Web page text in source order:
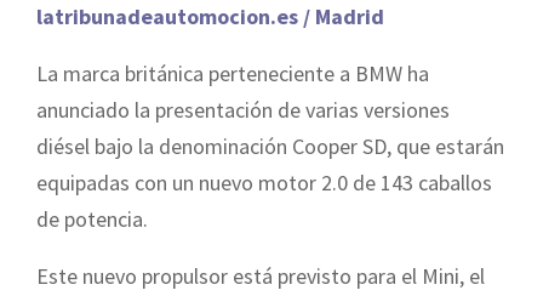
latribunadeautomocion.es / Madrid
La marca británica perteneciente a BMW ha
anunciado la presentación de varias versiones
diésel bajo la denominación Cooper SD, que estarán
equipadas con un nuevo motor 2.0 de 143 caballos
de potencia.
Este nuevo propulsor está previsto para el Mini, el